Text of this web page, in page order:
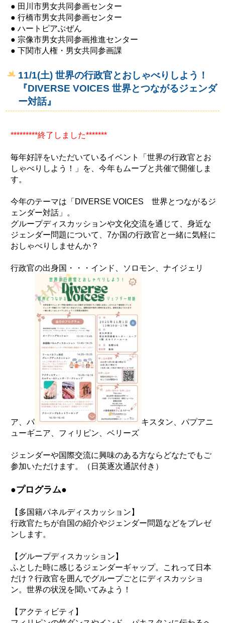
● 田川市男女共同参画センター
● 行橋市男女共同参画センター
● ハートピアぶぜん
● 宗像市男女共同参画推進センター
● 下関市人権・男女共同参画課
11/1(土) 世界の行政官とおしゃべりしよう！
『DIVERSE VOICES 世界とつながるジェンダ
ー対話』
*********終了しました*******
毎年好評をいただいているイベント「世界の行政官とお
しゃべりしよう！」を、今年もムーブと共催で開催しま
す。
今年のテーマは「DIVERSE VOICES 世界とつながるジ
ェンダー対話」。
グループディスカッションや文化交流を通じて、身近な
ジェンダー問題について、7か国の行政官と一緒に気軽に
おしゃべりしませんか？
行政官の出身国・・・インド、ソロモン、ナイジェリ
ア、パ キ スタン、パプアニ
ューギニア、フィリピン、ベリーズ
ジェンダーや国際交流に興味のある方ならどなたでもご
参加いただけます。（日英逐次通訳付き）
●プログラム●
【多国籍パネルディスカッション】
行政官たちが自国の紹介やジェンダー問題などをプレゼ
ンします。
【グループディスカッション】
ふとした時に感じるジェンダーギャップ。これって日本
だけ？行政官を囲んでグループごとにディスカッショ
ン。世界の状況を聞いてみよう！
【アクティビティ】